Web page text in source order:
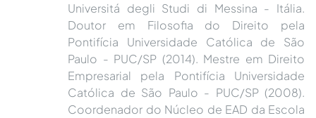
Universitá degli Studi di Messina - Itália.
Doutor em Filosofia do Direito pela
Pontifícia Universidade Católica de São
Paulo - PUC/SP (2014). Mestre em Direito
Empresarial pela Pontifícia Universidade
Católica de São Paulo - PUC/SP (2008).
Coordenador do Núcleo de EAD da Escola